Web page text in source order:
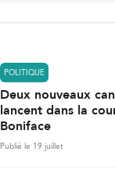
POLITIQUE
Deux nouveaux
lancent dans la
Boniface
Publié le 19 juillet